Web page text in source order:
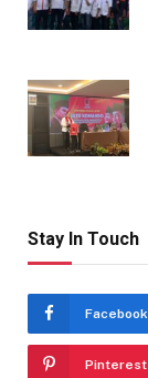
Stay In Touch
Facebook
Pinterest